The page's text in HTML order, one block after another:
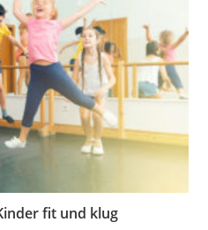
fit und klug